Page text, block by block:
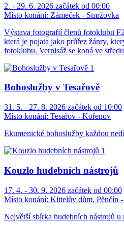
2. - 29. 6. 2026 začátek od 00:00
Místo konání: Zámeček - Smržovka
Výstava fotografií členů fotoklubu
která je pojata jako průřez žánry,
fotoklubu. Vernisáž se koná ve
Bohoslužby v Tesařově
31. 5. - 27. 8. 2026 začátek od 10:00
Místo konání: Tesařov - Kořenov
Ekumenické bohoslužby každou
Kouzlo hudebních nástrojů
17. 4. - 30. 9. 2026 začátek od 00:00
Místo konání: Kittelův dům, Pěnčín
Největší sbírka hudebních nástrojů u